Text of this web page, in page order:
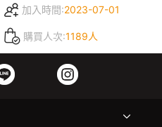
加入時間:2023-07-01
購買人次:1189人